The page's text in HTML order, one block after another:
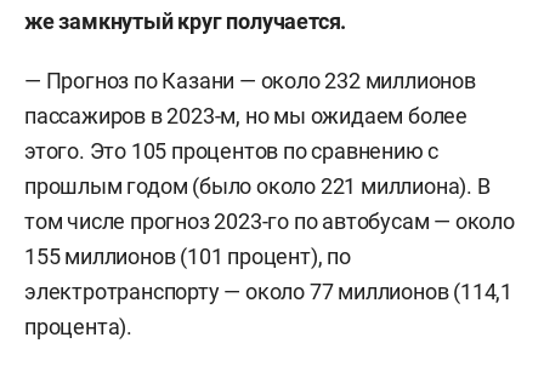
же замкнутый круг получается.
— Прогноз по Казани — около 232 миллионов
пассажиров в 2023-м, но мы ожидаем более
этого. Это 105 процентов по сравнению с
прошлым годом (было около 221 миллиона). В
том числе прогноз 2023-го по автобусам — около
155 миллионов (101 процент), по
электротранспорту — около 77 миллионов (114,1
процента).